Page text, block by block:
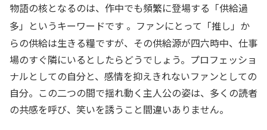
物語の核となるのは、作中でも頻繁に登場する「供給過
多」というキーワードです 。ファンにとって「推し」か
らの供給は生きる糧ですが、その供給源が四六時中、仕事
場のすぐ隣にいるとしたらどうでしょう。プロフェッショ
ナルとしての自分と、感情を抑えきれないファンとしての
自分。この二つの間で揺れ動く主人公の姿は、多くの読者
の共感を呼び、笑いを誘うこと間違いありません。